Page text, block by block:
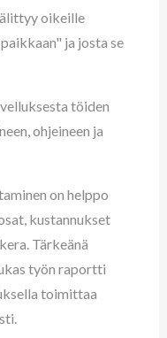
oikeille
ja josta se
töiden
ohjeineen ja
on helppo
kustannukset
Tärkeänä
työn raportti
toimittaa